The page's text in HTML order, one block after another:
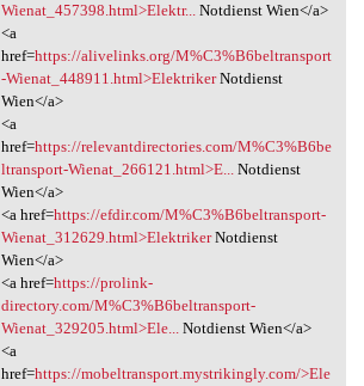
Wienat_457398.html>Elektr...Notdienst Wien</a>
<a
href=https://alivelinks.org/M%C3%B6beltransport
-Wienat_448911.html>ElektrikerNotdienst
Wien</a>
<a
href=https://relevantdirectories.com/M%C3%B6be
ltransport-Wienat_266121.html>E...Notdienst
Wien</a>
<a href=https://efdir.com/M%C3%B6beltransport-
Wienat_312629.html>ElektrikerNotdienst
Wien</a>
<a href=https://prolink-
directory.com/M%C3%B6beltransport-
Wienat_329205.html>Ele...Notdienst Wien</a>
<a
href=https://mobeltransport.mystrikingly.com/>Ele